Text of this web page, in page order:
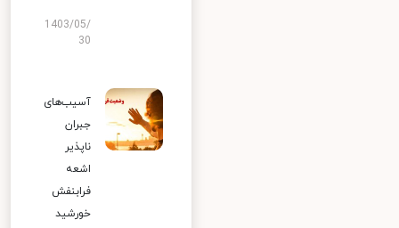
1403/05/
30
آسیب‌های
جبران
ناپذیر
اشعه
فرابنفش
خورشید